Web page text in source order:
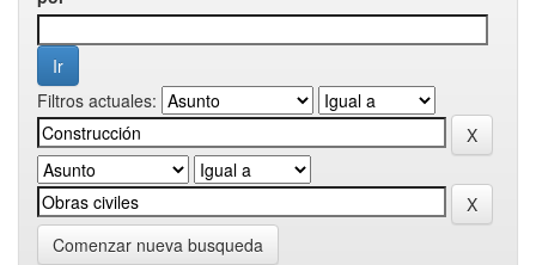
Filtros actuales:
Comenzar nueva busqueda